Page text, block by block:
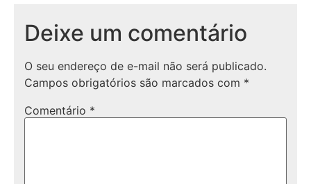
Deixe um comentário
O seu endereço de e-mail não será publicado.
Campos obrigatórios são marcados com *
Comentário *